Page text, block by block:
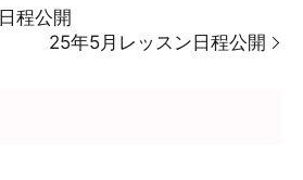
程公開
25年5月レッスン日程公開